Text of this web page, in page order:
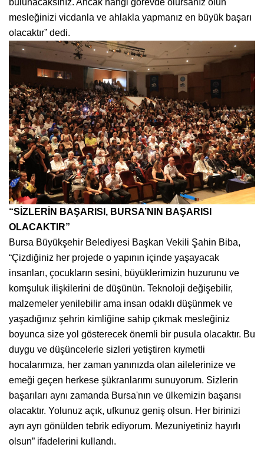
mesleğinizi vicdanla ve ahlakla yapmanız en büyük başarı
olacaktır” dedi.
“SİZLERİN BAŞARISI, BURSA’NIN BAŞARISI
OLACAKTIR”
Bursa Büyükşehir Belediyesi Başkan Vekili Şahin Biba,
“Çizdiğiniz her projede o yapının içinde yaşayacak
insanları, çocukların sesini, büyüklerimizin huzurunu ve
komşuluk ilişkilerini de düşünün. Teknoloji değişebilir,
malzemeler yenilebilir ama insan odaklı düşünmek ve
yaşadığınız şehrin kimliğine sahip çıkmak mesleğiniz
boyunca size yol gösterecek önemli bir pusula olacaktır. Bu
duygu ve düşüncelerle sizleri yetiştiren kıymetli
hocalarımıza, her zaman yanınızda olan ailelerinize ve
emeği geçen herkese şükranlarımı sunuyorum. Sizlerin
başarıları aynı zamanda Bursa'nın ve ülkemizin başarısı
olacaktır. Yolunuz açık, ufkunuz geniş olsun. Her birinizi
ayrı ayrı gönülden tebrik ediyorum. Mezuniyetiniz hayırlı
olsun” ifadelerini kullandı.